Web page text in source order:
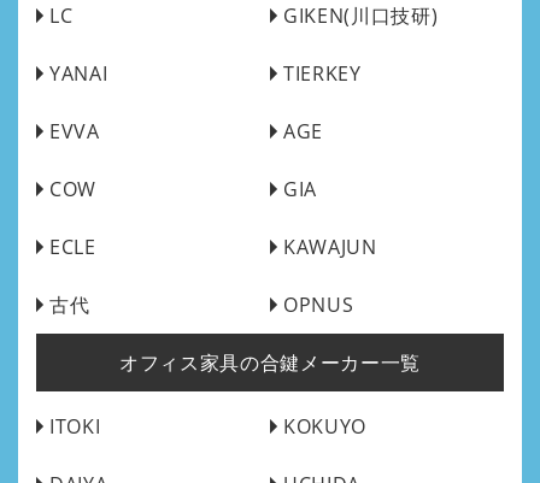
LC GIKEN(川口技研)
YANAI TIERKEY
EVVA AGE
COW GIA
ECLE KAWAJUN
古代 OPNUS
オフィス家具の合鍵メーカー一覧
ITOKI KOKUYO